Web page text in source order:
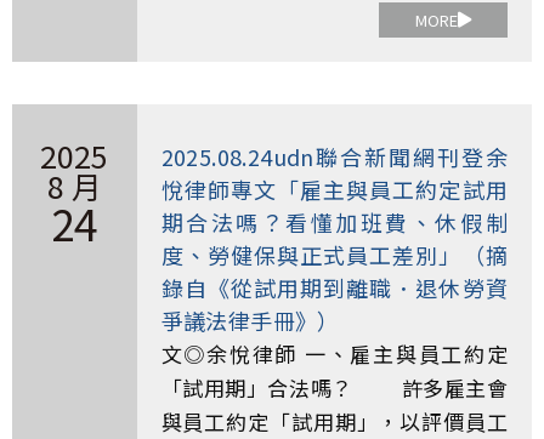
MORE
2025
8 月
24
2025.08.24udn聯合新聞網刊登余
悅律師專文「雇主與員工約定試用
期合法嗎？看懂加班費、休假制
度、勞健保與正式員工差別」（摘
錄自《從試用期到離職．退休勞資
爭議法律手冊》）
文◎余悅律師 一、雇主與員工約定
「試用期」合法嗎？ 許多雇主會
與員工約定「試用期」，以評價員工